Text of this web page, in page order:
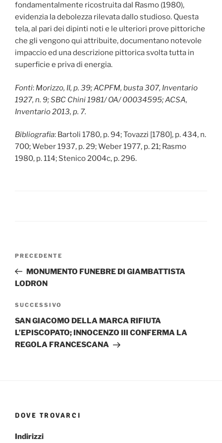
fondamentalmente ricostruita dal Rasmo (1980),
evidenzia la debolezza rilevata dallo studioso. Questa
tela, al pari dei dipinti noti e le ulteriori prove pittoriche
che gli vengono qui attribuite, documentano notevole
impaccio ed una descrizione pittorica svolta tutta in
superficie e priva di energia.
Fonti: Morizzo, II, p. 39; ACPFM, busta 307, Inventario
1927, n. 9; SBC Chini 1981/ OA/ 00034595; ACSA,
Inventario 2013, p. 7.
Bibliografia: Bartoli 1780, p. 94; Tovazzi [1780], p. 434, n.
700; Weber 1937, p. 29; Weber 1977, p. 21; Rasmo
1980, p. 114; Stenico 2004c, p. 296.
Articolo
precedente:
PRECEDENTE
MONUMENTO FUNEBRE DI GIAMBATTISTA
LODRON
Articolo
successivo
SUCCESSIVO
SAN GIACOMO DELLA MARCA RIFIUTA
L’EPISCOPATO; INNOCENZO III CONFERMA LA
REGOLA FRANCESCANA
DOVE TROVARCI
Indirizzi